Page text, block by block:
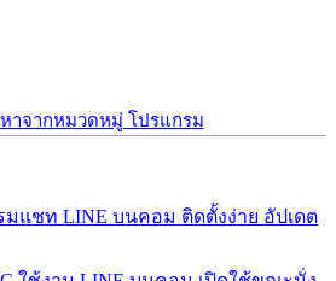
าจากหมวดหมู่ โปรแกรม
มแชท LINE บนคอม ติดตั้งง่าย อัปเดต